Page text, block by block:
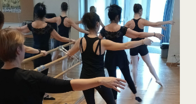
Outlook Live